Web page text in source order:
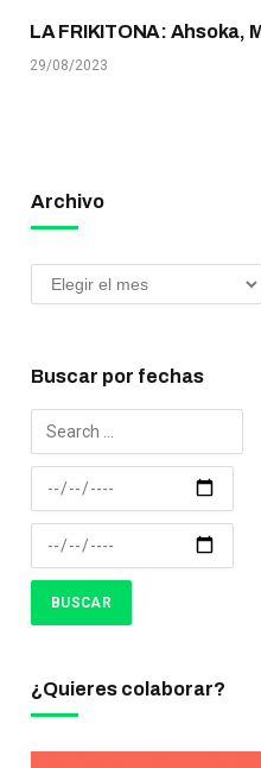
LA FRIKITONA: Ahsoka,
29/08/2023
Archivo
Buscar por fechas
¿Quieres colaborar?